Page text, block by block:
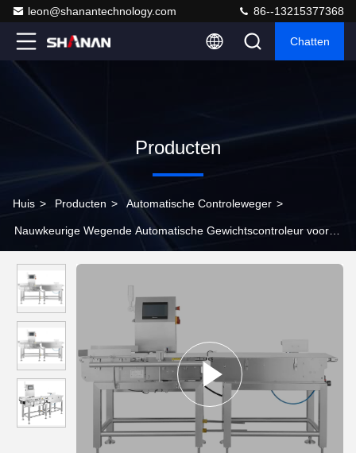
leon@shanantechnology.com 86--13215377368
Chatten
Producten
Huis > Producten > Automatische Controleweger >
Nauwkeurige Wegende Automatische Gewichtscontroleur voor